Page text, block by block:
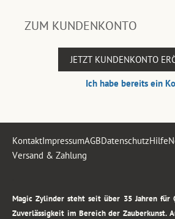
ZUM KUNDENKONTO
JETZT KUNDENKONTO
Ich habe bereits ein
KontaktImpressumAGBDatenschutzHilfe
Versand & Zahlung
Magic Zylinder steht seit über 35 Jahren
Zuverlässigkeit im Bereich der Zauberkunst.